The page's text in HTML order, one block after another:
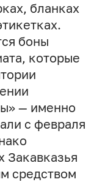
бланках
боны
которые
— именно
с февраля
Закавказья
средством